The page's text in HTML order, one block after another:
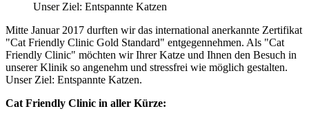
Unser Ziel: Entspannte Katzen
Mitte Januar 2017 durften wir das international anerkannte Zertifikat
"Cat Friendly Clinic Gold Standard" entgegennehmen. Als "Cat
Friendly Clinic" möchten wir Ihrer Katze und Ihnen den Besuch in
unserer Klinik so angenehm und stressfrei wie möglich gestalten.
Unser Ziel: Entspannte Katzen.
Cat Friendly Clinic in aller Kürze: